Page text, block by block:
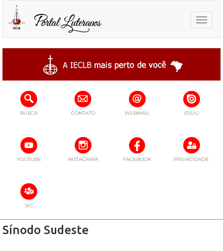
Toggle
BUSCA CONTATO WEBMAIL ISSUU
YOUTUBE INSTAGRAM FACEBOOK PRIVACIDADE
SIG
Sínodo Sudeste